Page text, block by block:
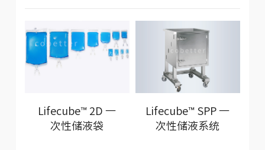
Lifecube™ 2D 一
次性储液袋
Lifecube™ SPP 一
次性储液系统